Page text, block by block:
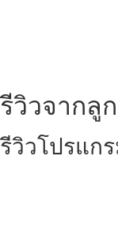
รีวิวจากลู
รีวิวโปรแก